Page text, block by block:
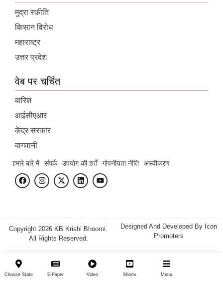
मुद्रा स्फ़ीति
किसान विरोध
महाराष्ट्र
उत्तर प्रदेश
वेब पर चर्चित
बारिश
आईसीएआर
केंद्र सरकार
बागवानी
हमारे बारे में संपर्क उपयोग की शर्तें गोपनीयता नीति अस्वीकरण
Copyright 2026 KB Krishi Bhoomi.
All Rights Reserved.
Designed And Developed By Icon
Promoters
Choose State E-Paper Video Shorts Menu